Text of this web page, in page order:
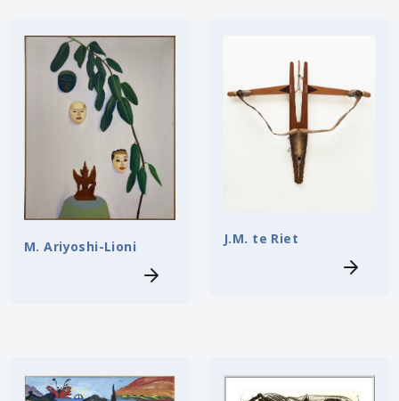
M. Ariyoshi-Lioni
J.M. te Riet